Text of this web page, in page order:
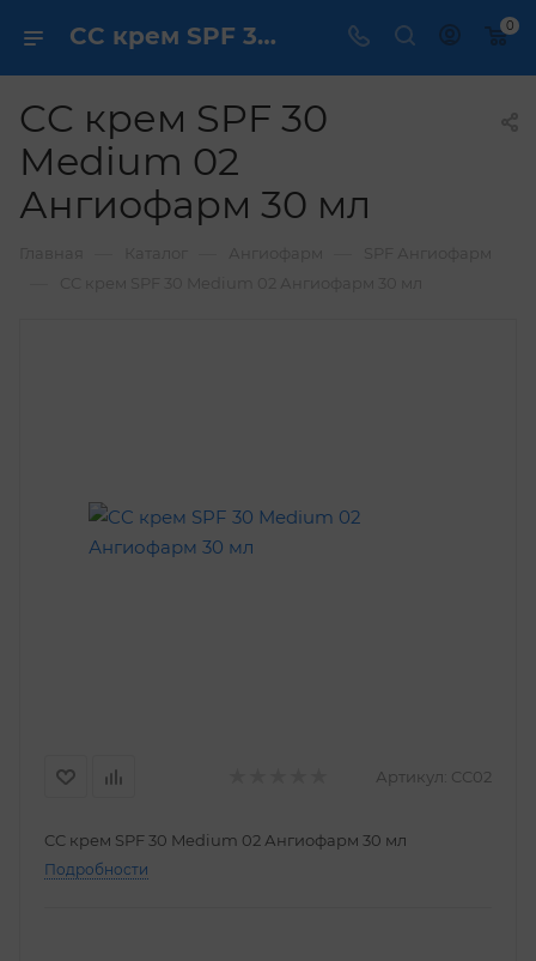
CC крем SPF 30 Medium 02 Ангиофарм 30 мл купить по выгодной цене в интернет магазине 0
CC крем SPF 30
Medium 02
Ангиофарм 30 мл
Артикул: CC02
CC крем SPF 30 Medium 02 Ангиофарм 30 мл
Подробности